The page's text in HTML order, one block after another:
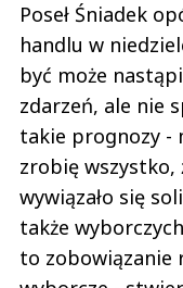
Poseł Śniadek
handlu w
być może
zdarzeń, ale nie
takie prognozy -
zrobię wszystko,
wywiązało się
także
to zobowiązanie